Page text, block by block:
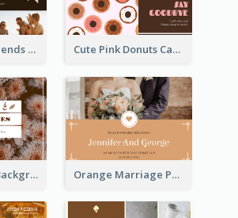
Sunset And Friends Photo Friendship Postcard Cute Pink Donuts Cartoon Farewell Postcard
Brown Floral Background Farewell Postcard Orange Marriage Photo Celebration Postcard